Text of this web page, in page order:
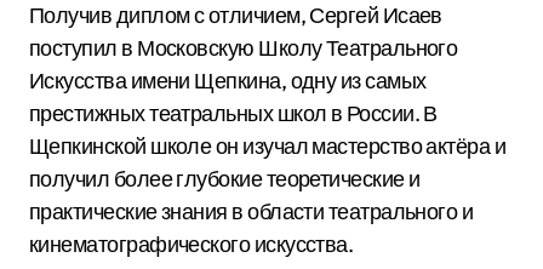
Получив диплом с отличием, Сергей Исаев
поступил в Московскую Школу Театрального
Искусства имени Щепкина, одну из самых
престижных театральных школ в России. В
Щепкинской школе он изучал мастерство актёра и
получил более глубокие теоретические и
практические знания в области театрального и
кинематографического искусства.